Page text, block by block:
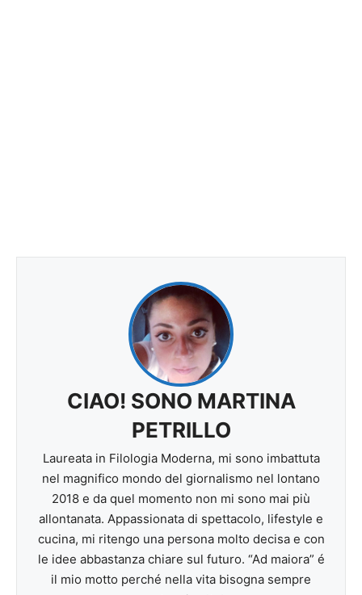
CIAO! SONO MARTINA
PETRILLO
Laureata in Filologia Moderna, mi sono imbattuta
nel magnifico mondo del giornalismo nel lontano
2018 e da quel momento non mi sono mai più
allontanata. Appassionata di spettacolo, lifestyle e
cucina, mi ritengo una persona molto decisa e con
le idee abbastanza chiare sul futuro. “Ad maiora” é
il mio motto perché nella vita bisogna sempre